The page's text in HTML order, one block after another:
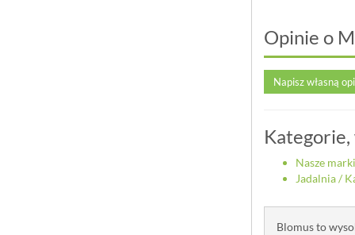
Opinie o
Napisz własną
Nasze marki
Jadalnia/
Blomus to